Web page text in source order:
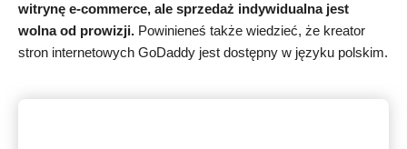
witrynę e-commerce, ale sprzedaż indywidualna jest
wolna od prowizji. Powinieneś także wiedzieć, że kreator
stron internetowych GoDaddy jest dostępny w języku polskim.